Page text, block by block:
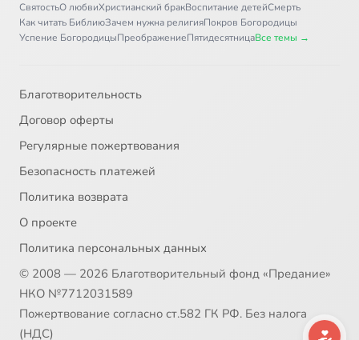
СвятостьО любвиХристианский бракВоспитание детейСмерть
Как читать БиблиюЗачем нужна религияПокров Богородицы
Успение БогородицыПреображениеПятидесятницаВсе темы →
Благотворительность
Договор оферты
Регулярные пожертвования
Безопасность платежей
Политика возврата
О проекте
Политика персональных данных
© 2008 — 2026 Благотворительный фонд «Предание»
НКО №7712031589
Пожертвование согласно ст.582 ГК РФ. Без налога
(НДС)